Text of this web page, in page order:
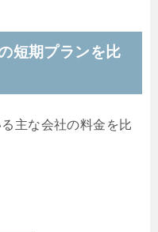
短期プランを比
主な会社の料金を比